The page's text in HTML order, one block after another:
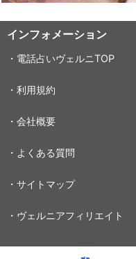
インフォメーション
・電話占いヴェルニTOP
・利用規約
・会社概要
・よくある質問
・サイトマップ
・ヴェルニアフィリエイト